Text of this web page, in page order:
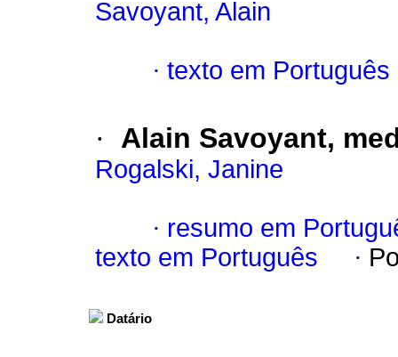
Savoyant, Alain
· texto em Português
· Alain Savoyant,
Rogalski, Janine
· resumo em
texto em Português
·
Datário